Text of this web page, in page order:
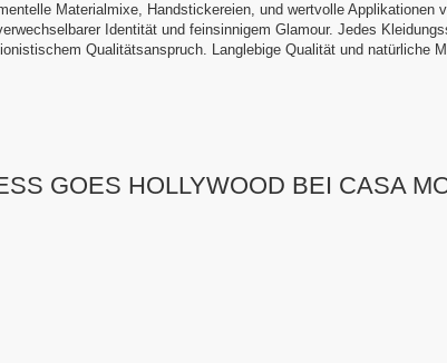
Materialmixe, Handstickereien, und wertvolle
Identität und feinsinnigem Glamour. Jedes
Qualitätsanspruch. Langlebige Qualität und natürliche
GOES HOLLYWOOD BEI CASA